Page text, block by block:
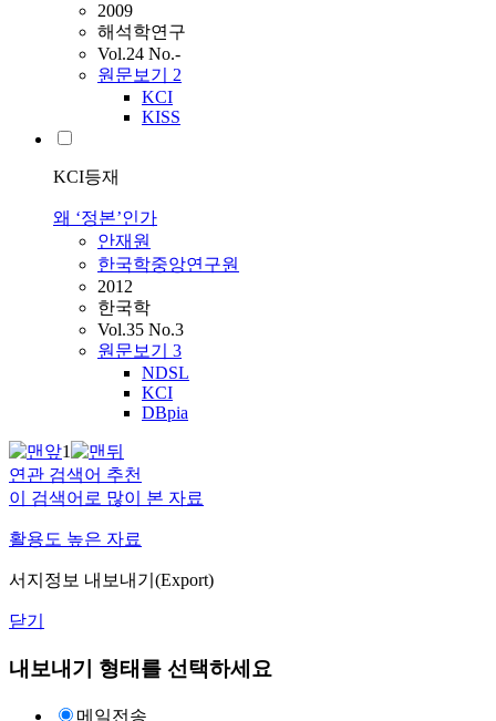
2009
해석학연구
Vol.24 No.-
원문보기 2
KCI
KISS
KCI등재
왜 ‘정본’인가
안재원
한국학중앙연구원
2012
한국학
Vol.35 No.3
원문보기 3
NDSL
KCI
DBpia
1
연관 검색어 추천
이 검색어로 많이 본 자료
활용도 높은 자료
서지정보 내보내기(Export)
닫기
내보내기 형태를 선택하세요
메일전송